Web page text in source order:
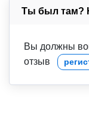
Ты был там?
Вы должны
отзыв